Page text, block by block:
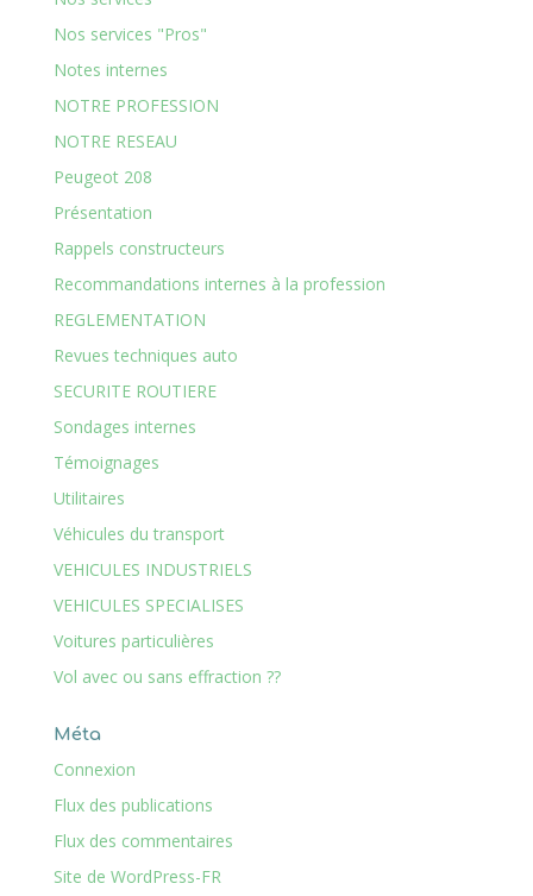
Nos services "Pros"
Notes internes
NOTRE PROFESSION
NOTRE RESEAU
Peugeot 208
Présentation
Rappels constructeurs
Recommandations internes à la profession
REGLEMENTATION
Revues techniques auto
SECURITE ROUTIERE
Sondages internes
Témoignages
Utilitaires
Véhicules du transport
VEHICULES INDUSTRIELS
VEHICULES SPECIALISES
Voitures particulières
Vol avec ou sans effraction ??
Méta
Connexion
Flux des publications
Flux des commentaires
Site de WordPress-FR